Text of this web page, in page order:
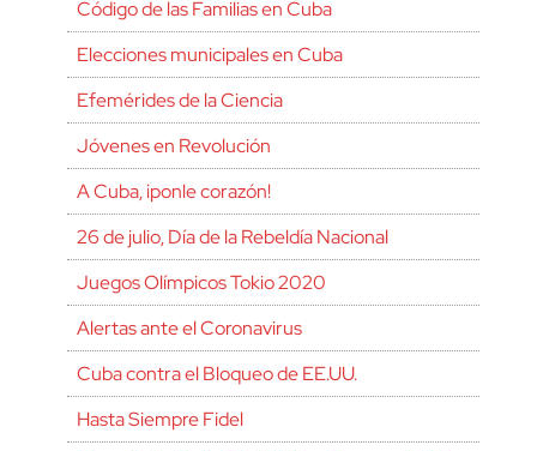
Código de las Familias en Cuba
Elecciones municipales en Cuba
Efemérides de la Ciencia
Jóvenes en Revolución
A Cuba, ¡ponle corazón!
26 de julio, Día de la Rebeldía Nacional
Juegos Olímpicos Tokio 2020
Alertas ante el Coronavirus
Cuba contra el Bloqueo de EE.UU.
Hasta Siempre Fidel